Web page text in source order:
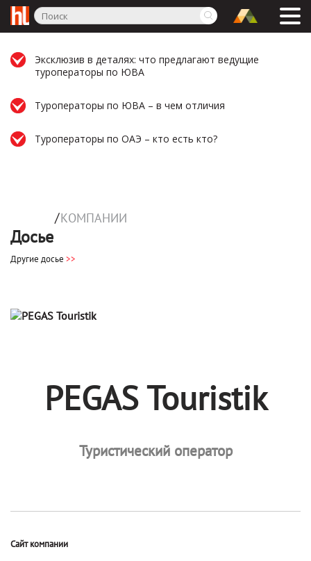
Эксклюзив в деталях: что предлагают ведущие
туроператоры по ЮВА
Туроператоры по ЮВА – в чем отличия
Туроператоры по ОАЭ – кто есть кто?
Досье
/КОМПАНИИ
Другие досье >>
PEGAS Touristik
Туристический оператор
Сайт компании